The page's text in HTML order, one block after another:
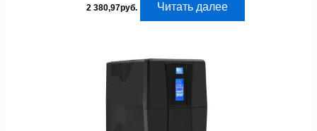
2 380,97руб. Читать далее